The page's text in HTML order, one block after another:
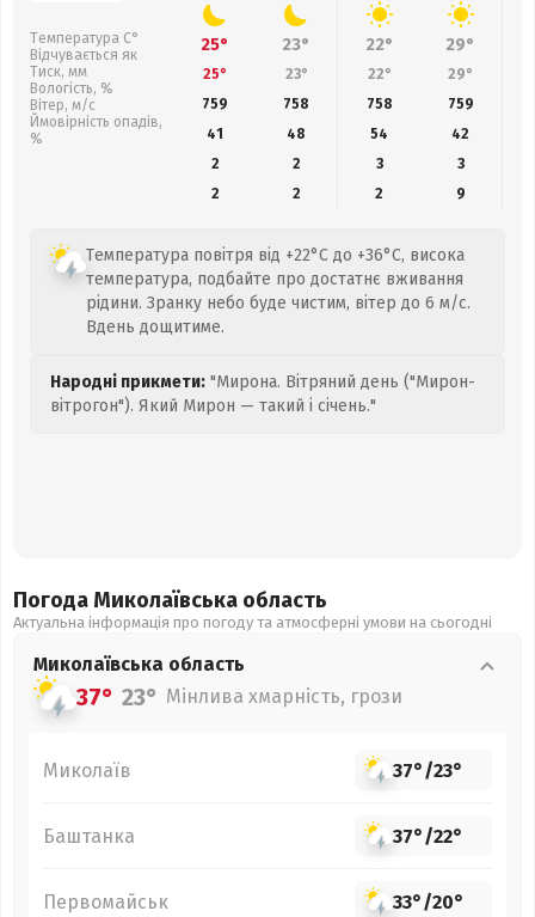
Температура С°
Відчувається як
Тиск, мм
Вологість, %
Вітер, м/с
Ймовірність опадів,
%
25° 23° 22° 29°
25° 23° 22° 29°
759
758 758 759
41
48 54
42
2
2 3
3
2
2 2 9
Температура повітря від +22°C до +36°C, висока
температура, подбайте про достатнє вживання
рідини. Зранку небо буде чистим, вітер до 6 м/с.
Вдень дощитиме.
Народні прикмети: "Мирона. Вітряний день ("Мирон-
вітрогон"). Який Мирон — такий і січень."
Погода Миколаївська область
Актуальна інформація про погоду та атмосферні умови на сьогодні
Миколаївська область
37° 23° Мінлива хмарність, грози
Миколаїв 37°/23°
Баштанка 37°/22°
Первомайськ 33°/20°